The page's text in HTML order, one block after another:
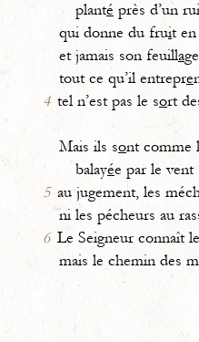
planté près d’un
qui donne du fruit
et jamais son feuilla
tout ce qu’il entrepre
4 tel n’est pas le sort
Mais ils sont comme
balayée par le vent
5 au jugement, les
ni les pécheurs au
6 Le Seigneur connaît
mais le chemin des